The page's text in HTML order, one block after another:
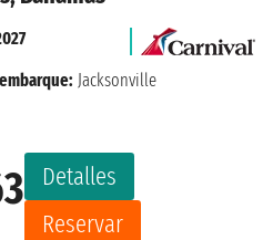
Detalles
Reservar
Jacksonville